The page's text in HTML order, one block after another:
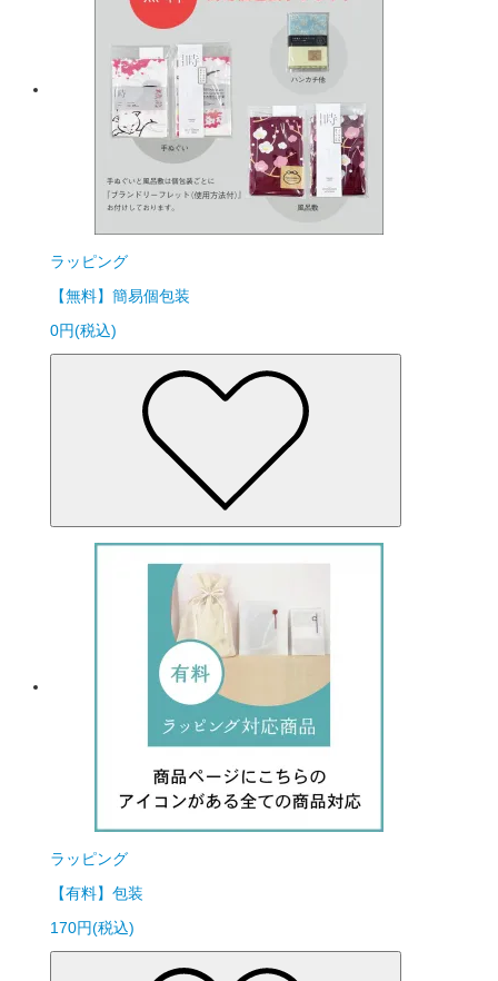
ラッピング
【無料】簡易個包装
0円(税込)
ラッピング
【有料】包装
170円(税込)